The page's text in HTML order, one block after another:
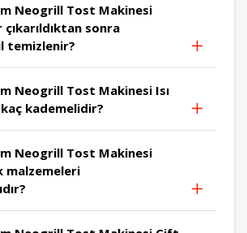
Neogrill Tost Makinesi
çıkarıldıktan sonra
temizlenir?
Neogrill Tost Makinesi Isı
kademelidir?
Neogrill Tost Makinesi
malzemeleri